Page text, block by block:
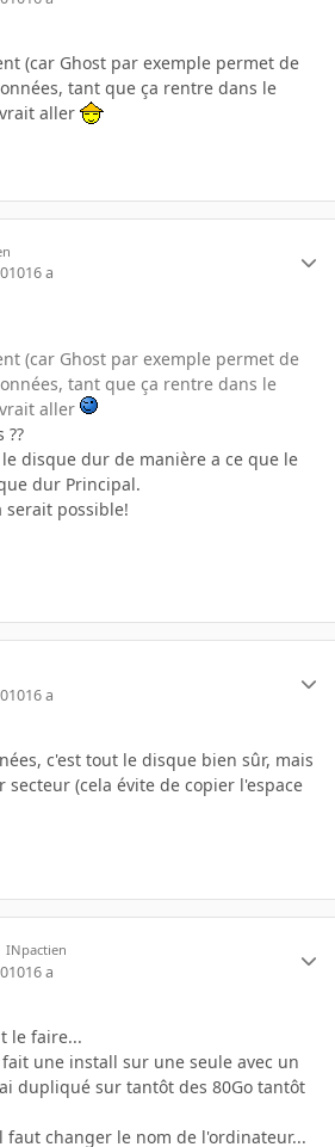
(car Ghost par exemple permet de
tant que ça rentre dans le
aller
16 a
(car Ghost par exemple permet de
tant que ça rentre dans le
aller
??
disque dur de manière a ce que le
dur Principal.
serait possible!
16 a
c'est tout le disque bien sûr, mais
secteur (cela évite de copier l'espace
INpactien
16 a
le faire...
une install sur une seule avec un
dupliqué sur tantôt des 80Go tantôt
faut changer le nom de l'ordinateur...